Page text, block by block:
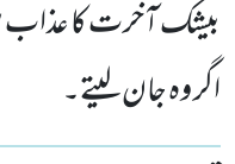
بیشک آخرت کا عذاب
اگر وہ جان لیتے۔